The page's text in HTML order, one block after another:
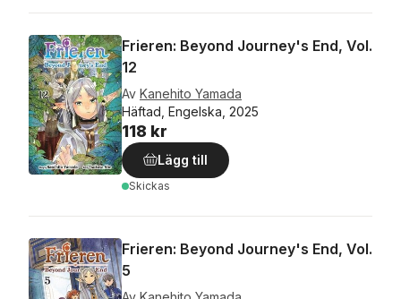
Frieren: Beyond Journey's End, Vol.
12
Av Kanehito Yamada
Häftad, Engelska, 2025
118 kr
Lägg till
Skickas
Frieren: Beyond Journey's End, Vol.
5